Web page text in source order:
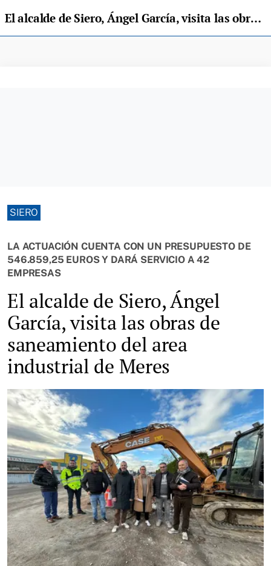
El alcalde de Siero, Ángel García, visita las obras de saneamiento del area industrial de Meres
SIERO
LA ACTUACIÓN CUENTA CON UN PRESUPUESTO DE
546.859,25 EUROS Y DARÁ SERVICIO A 42
EMPRESAS
El alcalde de Siero, Ángel
García, visita las obras de
saneamiento del area
industrial de Meres